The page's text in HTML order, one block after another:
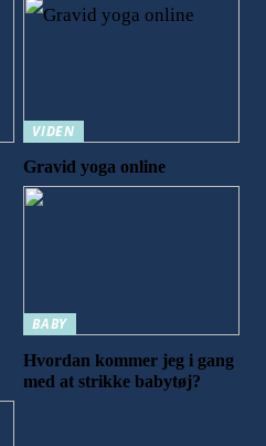
VIDEN
Gravid yoga online
BABY
Hvordan kommer jeg i gang
med at strikke babytøj?